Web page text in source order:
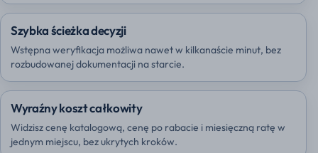
Szybka ścieżka decyzji
Wstępna weryfikacja możliwa nawet w kilkanaście minut, bez
rozbudowanej dokumentacji na starcie.
Wyraźny koszt całkowity
Widzisz cenę katalogową, cenę po rabacie i miesięczną ratę w
jednym miejscu, bez ukrytych kroków.